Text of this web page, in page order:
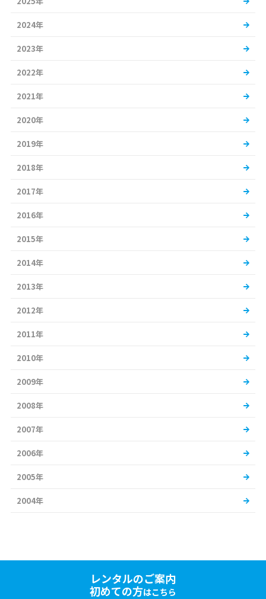
2024年
2023年
2022年
2021年
2020年
2019年
2018年
2017年
2016年
2015年
2014年
2013年
2012年
2011年
2010年
2009年
2008年
2007年
2006年
2005年
2004年
レンタルのご案内
初めての方はこちら